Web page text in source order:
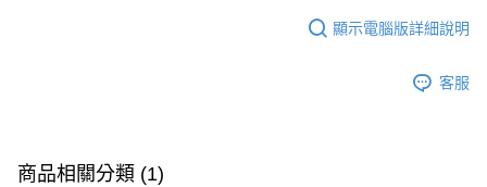
顯示電腦版詳細說明
客服
商品相關分類 (1)